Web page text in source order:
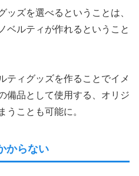
ッズを選べるということは、
ベルティが作れるということ
ティグッズを作ることでイメ
備品として使用する、オリジ
うことも可能に。
からない